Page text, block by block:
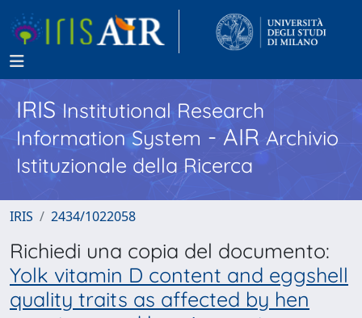
IRISInstitutional Research
Information System - AIR Archivio
Istituzionale della Ricerca
IRIS 2434/1022058
Richiedi una copia del documento:
Yolk vitamin D content and eggshell
quality traits as affected by hen